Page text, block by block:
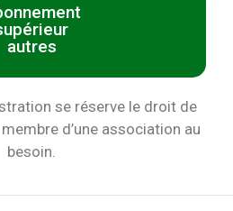
autres
se réserve le droit de
d’une association au
besoin.